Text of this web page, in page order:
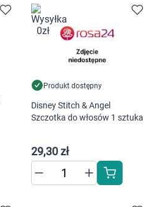
Produkt dostępny
Disney Stitch & Angel
Szczotka do włosów 1 sztuka
29,30 zł